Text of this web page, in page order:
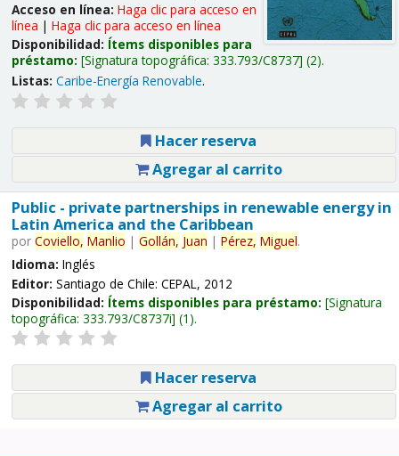
Acceso en línea: Haga clic para acceso en
línea | Haga clic para acceso en línea
Disponibilidad: Ítems disponibles para
préstamo: Signatura topográfica: 333.793/C8737 (2).
Listas: Caribe-Energía Renovable.
Hacer reserva
Agregar al carrito
Public - private partnerships in renewable energy in
Latin America and the Caribbean
por Coviello, Manlio | Gollán, Juan | Pérez, Miguel.
Idioma: Inglés
Editor: Santiago de Chile: CEPAL, 2012
Disponibilidad: Ítems disponibles para préstamo: Signatura
topográfica: 333.793/C8737i (1).
Hacer reserva
Agregar al carrito